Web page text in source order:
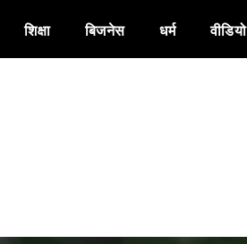
शिक्षा बिजनेस धर्म वीडियो